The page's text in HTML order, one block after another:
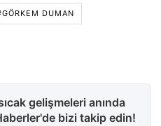
DUMAN
gelişmeleri anında
bizi takip edin!